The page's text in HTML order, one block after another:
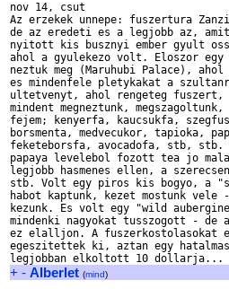
nov 14, csut
Az erzekek unnepe: fuszertura
de az eredeti es a legjobb az,
nyitott kis busznyi ember gyult
ahol a gyulekezo volt. Eloszor
neztuk meg (Maruhubi Palace),
es mindenfele pletykakat a
ultetvenyt, ahol rengeteg fuszert,
mindent megneztunk,
fejem; kenyerfa, kaucsukfa,
borsmenta, medvecukor, tapioka,
feketeborsfa, avocadofa, stb,
papaya levelebol fozott tea jo
legjobb hasmenes ellen, a
stb. Volt egy piros kis bogyo, a
habot kaptunk, kezet mostunk
kezunk. Es volt egy "wild
mindenki nagyokat tusszogott - de
ez elalljon. A fuszerkostolasokat
egeszitettek ki, aztan egy
+ - Alberlet (mind)